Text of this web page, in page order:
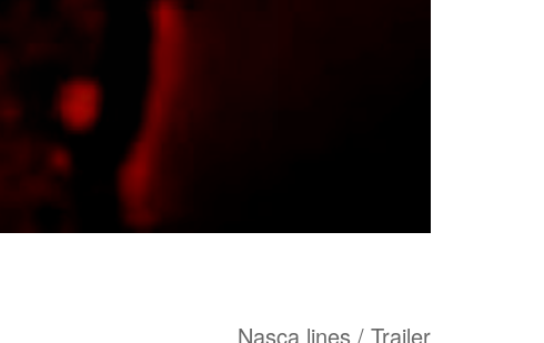
Nasca lines / Trailer